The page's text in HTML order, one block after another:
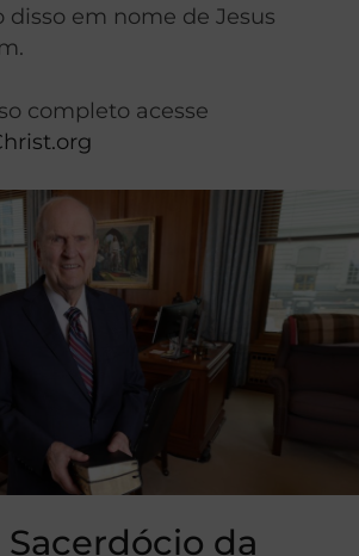
em nome de Jesus
completo acesse
Sacerdócio da